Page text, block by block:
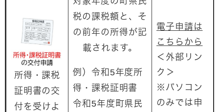
所得・課税
証明書の交
付を受けよ
税の課税額と、そ
の前年の所得が記
載されます。
例）令和5年度所
得・課税証明書
令和5年度町県民
電子申請は
こちらから
＜外部リン
ク＞
※パソコン
のみでは申